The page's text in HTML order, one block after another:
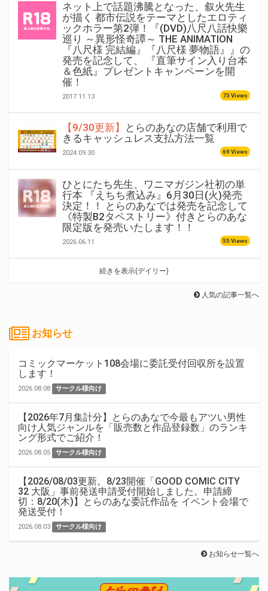
ネット上で話題沸騰となった、叙火先生
が描く 都市伝説をテーマとしたエロティ
ックホラー第2弾！『(DVD)八尺八話快樂
巡り ～異形怪奇譚～ THE ANIMATION
『八尺様 完結編』『八尺様 夢物語』』の
発売を記念して、 『直筆サイン入り台本
＆色紙』プレゼントキャンペーンを開
催！
2017.11.13 73 Views
【9/30更新】
とらのあなの店舗で利用で
きるキャッシュレス支払方法一覧
2024.09.30 69 Views
ひとにたち先生、ワニマガジン社初の単
行本 『えちち煮込み』6月30日(火)発売
決定！！ とらのあなでは発売を記念して
《特製B2タペストリー》付きとらのあな
限定版を発売いたします！！
2026.06.11 55 Views
続きを表示(デイリー)
人気の記事一覧へ
お知らせ
コミックマーケット108会場に委託受付回収所を設置
します！
2026.08.08 サークル様向け
【2026年7月集計分】とらのあなで今最もアツい男性
向け人気ジャンルを「販売数と作品登録数」のランキ
ング形式でご紹介！
2026.08.05 サークル様向け
【2026/08/03更新。8/23開催「GOOD COMIC CITY
32 大阪」事前発送申請受付開始しました。申請締
切：8/20(木)】とらのあな委託作品を イベント会場で
発送受付！
2026.08.03 サークル様向け
お知らせ一覧へ